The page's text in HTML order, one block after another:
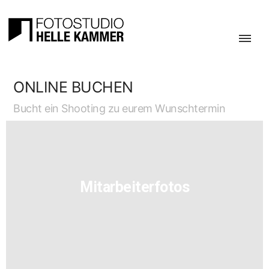
ONLINE BUCHEN
Bucht ein Shoo­ting zu eurem Wunschtermin
Mit­ar­bei­ter­fo­tos